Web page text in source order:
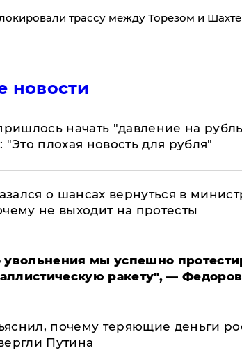
трассу между Торезом и
новости
начать "давление на
"Это плохая новость для рубля"
о шансах вернуться в
не выходит на протесты
увольнения мы успешно
ракету", — Федоров
почему теряющие деньги
Путина